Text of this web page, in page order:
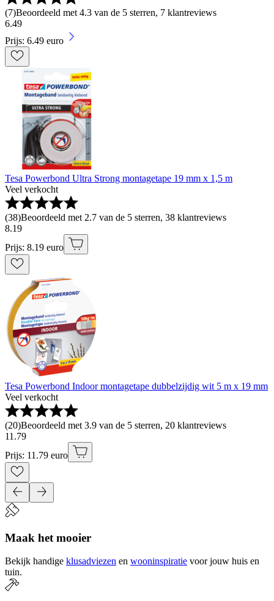
(7)Beoordeeld met 4.3 van de 5 sterren, 7 klantreviews
6.49
Prijs: 6.49 euro
Tesa Powerbond Ultra Strong montagetape 19 mm x 1,5 m
Veel verkocht
(38)Beoordeeld met 2.7 van de 5 sterren, 38 klantreviews
8.19
Prijs: 8.19 euro
Tesa Powerbond Indoor montagetape dubbelzijdig wit 5 m x 19 mm
Veel verkocht
(20)Beoordeeld met 3.9 van de 5 sterren, 20 klantreviews
11 .79
Prijs: 11.79 euro
Maak het mooier
Bekijk handige klusadviezen en wooninspiratie voor jouw huis en
tuin.